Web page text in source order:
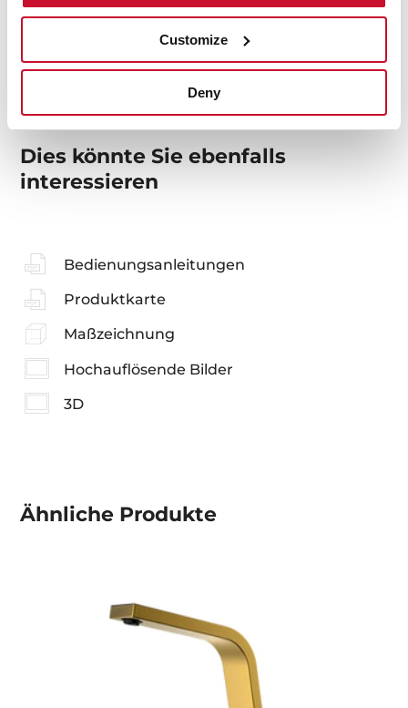
Customize
Deny
Modelle
Dies könnte Sie ebenfalls
interessieren
Bedienungsanleitungen
Produktkarte
Maßzeichnung
Hochauflösende Bilder
3D
Ähnliche Produkte